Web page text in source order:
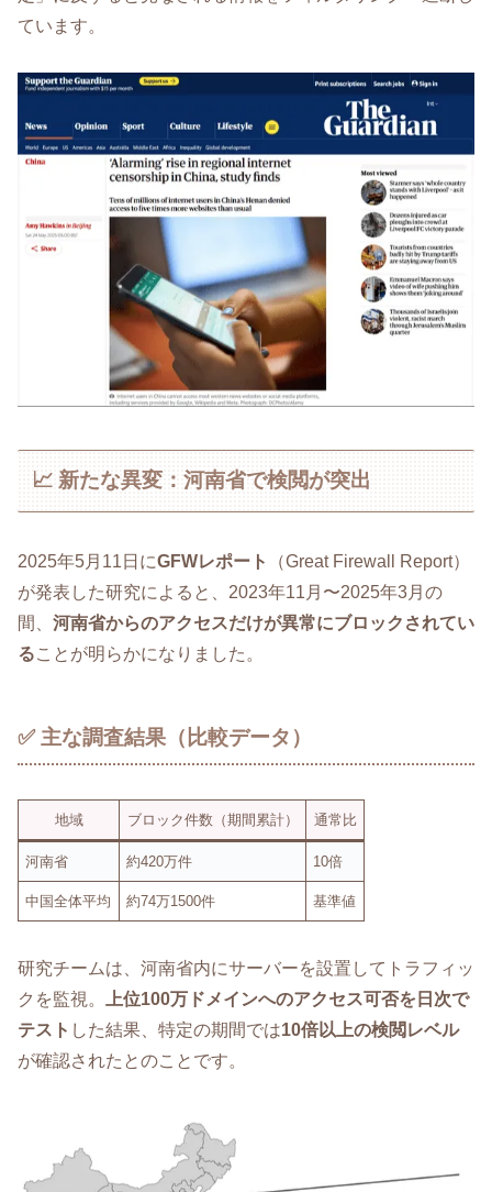
ています。
📈 新たな異変：河南省で検閲が突出
2025年5月11日にGFWレポート
（Great Firewall Report）
が発表した研究によると、2023年11月〜2025年3月の
間、 河南省からのアクセスだけが異常にブロックされてい
ることが明らかになりました。
✅ 主な調査結果（比較データ）
地域 ブロック件数（期間累計） 通常比
河南省 約420万件 10倍
中国全体平均 約74万1500件 基準値
研究チームは、河南省内にサーバーを設置してトラフィッ
クを監視。
上位100万ドメインへのアクセス可否を日次で
テスト した結果、特定の期間では10倍以上の検閲レベル
が確認されたとのことです。